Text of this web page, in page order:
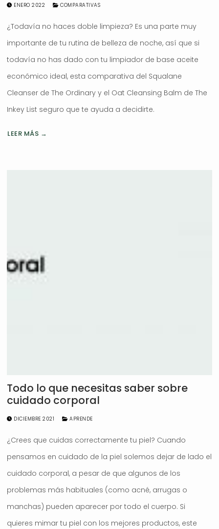
ENERO 2022 COMPARATIVAS
¿Todavía no haces doble limpieza? Es una parte muy
importante de tu rutina de belleza de noche, así que si
todavía no has dado con tu limpiador de base aceite
económico ideal, esta comparativa del Squalane
Cleanser de The Ordinary y el Oat Cleansing Balm de The
Inkey List seguro que te ayuda a decidirte.
LEER MÁS →
Todo lo que necesitas saber sobre
cuidado corporal
DICIEMBRE 2021 APRENDE
¿Crees que cuidas correctamente tu piel? Cuando
pensamos en cuidado de la piel solemos dejar de lado el
cuidado corporal, a pesar de que algunos de los
problemas más habituales (como acné, arrugas o
manchas) pueden aparecer por todo el cuerpo. Si
quieres mimar tu piel con los mejores productos, este